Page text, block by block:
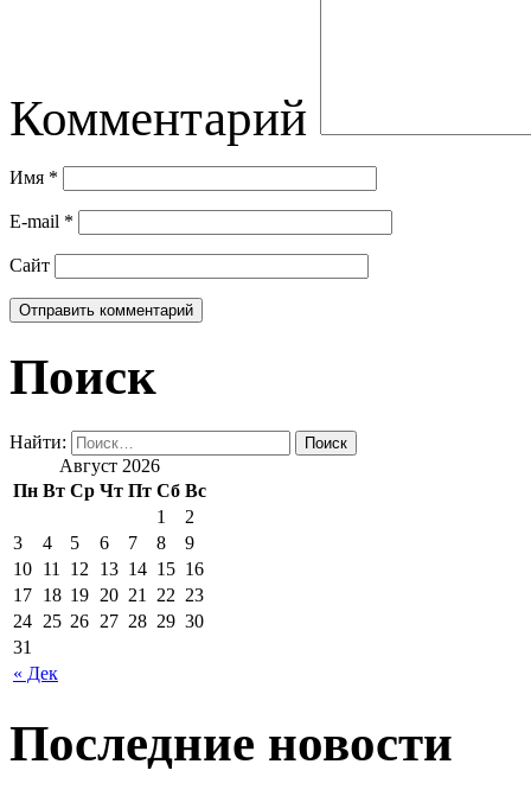
Комментарий
Имя *
E-mail *
Сайт
Поиск
Найти:
Август 2026
Пн Вт Ср Чт Пт Сб Вс
« Дек
1
2
3
4 5 6 7 8
9
10 11 12 13 14 15 16
17 18 19 20 21 22 23
24 25 26 27 28 29 30
31
Последние новости